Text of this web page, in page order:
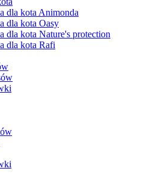
dla kota Animonda
dla kota Oasy
dla kota Nature's protection
dla kota Rafi